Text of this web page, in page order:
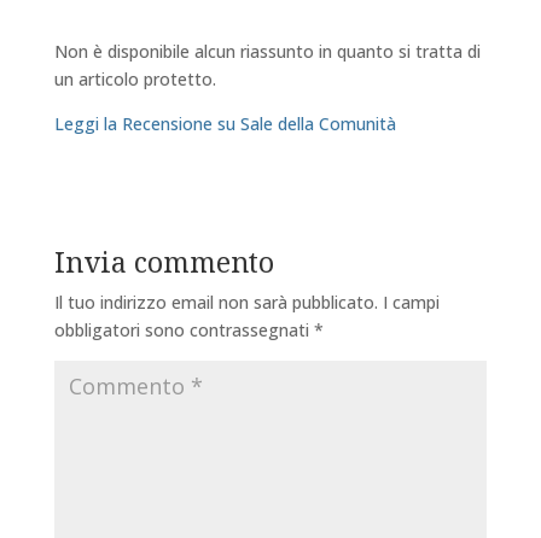
Non è disponibile alcun riassunto in quanto si tratta di
un articolo protetto.
Leggi la Recensione su Sale della Comunità
Invia commento
Il tuo indirizzo email non sarà pubblicato. I campi
obbligatori sono contrassegnati *